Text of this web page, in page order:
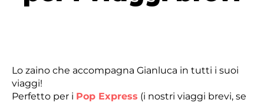
Lo zaino che accompagna Gianluca in tutti i suoi
viaggi!
Perfetto per i Pop Express (i nostri viaggi brevi, se